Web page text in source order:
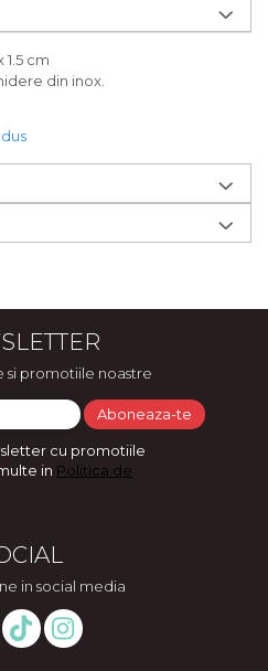
cm
din inox.
si promotiile noastre
cu promotiile
in Politica de
in social media